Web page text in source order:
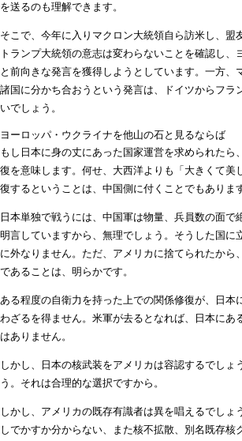
を送るのも理解できます。
そこで、今年に入りマクロン大統領自ら訪米し、
トランプ大統領の意志は変わらないことを確認し
と前向きな発言を獲得しようとしています。一方
諸国に分かち合おうという発言は、ドイツからフ
いでしょう。
ヨーロッパ・ウクライナを他山の石と見るならば
もし日本に身の丈にあった国家運営を求められた
復を意味します。何せ、大西洋よりも「大きくて
復するということは、中国側に付くことでもありま
日本単独で戦うには、中国軍は物量、兵員数の面
明言していますから、無理でしょう。そうした国
に外なりません。ただ、アメリカに捨てられたか
であることは、明らかです。
ある程度の自衛力を持った上での関係修復が、日
わざるを得ません。米軍が去るとなれば、日本に
はありません。
しかし、日本の核武装をアメリカは容認するでし
う。それは合理的な選択ですから。
しかし、アメリカの既存有識者は異を唱えるでし
しでかすか分からない、また核不拡散、別名既存